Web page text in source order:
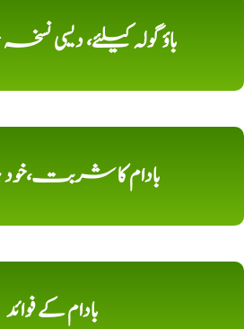
باؤ گولہ کیلئے،
بادام کا
بادام کے فوائد